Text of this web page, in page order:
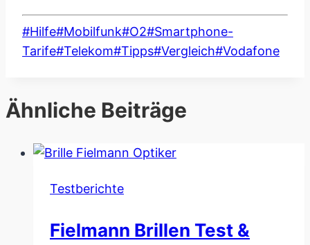
Schlagworte:
#Hilfe#Mobilfunk#O2#Smartphone-
Tarife#Telekom#Tipps#Vergleich#Vodafone
Ähnliche Beiträge
Testberichte
Fielmann Brillen Test &